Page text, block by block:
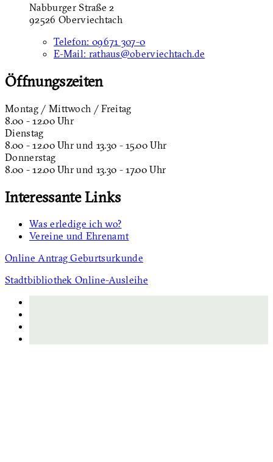
Nabburger Straße 2
92526 Oberviechtach
Telefon: 09671 307-0
E-Mail: rathaus@oberviechtach.de
Öffnungszeiten
Montag / Mittwoch / Freitag
8.00 - 12.00 Uhr
Dienstag
8.00 - 12.00 Uhr und 13.30 - 15.00 Uhr
Donnerstag
8.00 - 12.00 Uhr und 13.30 - 17.00 Uhr
Interessante Links
Was erledige ich wo?
Vereine und Ehrenamt
Online Antrag Geburtsurkunde
Stadtbibliothek Online-Ausleihe